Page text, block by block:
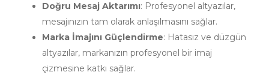
Doğru Mesaj Aktarımı: Profesyonel altyazılar,
mesajınızın tam olarak anlaşılmasını sağlar.
Marka İmajını Güçlendirme: Hatasız ve düzgün
altyazılar, markanızın profesyonel bir imaj
çizmesine katkı sağlar.